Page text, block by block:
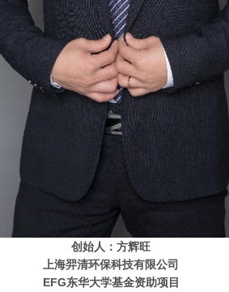
创始人：方辉旺
上海羿清环保科技有限公司
EFG东华大学基金资助项目